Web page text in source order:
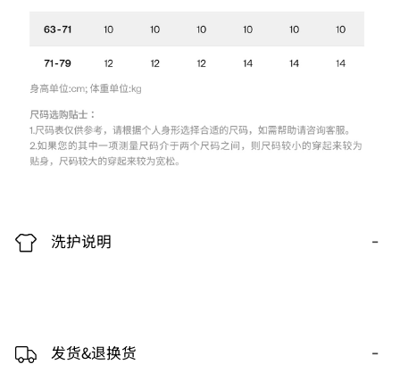
洗护说明 -
发货&退换货 -